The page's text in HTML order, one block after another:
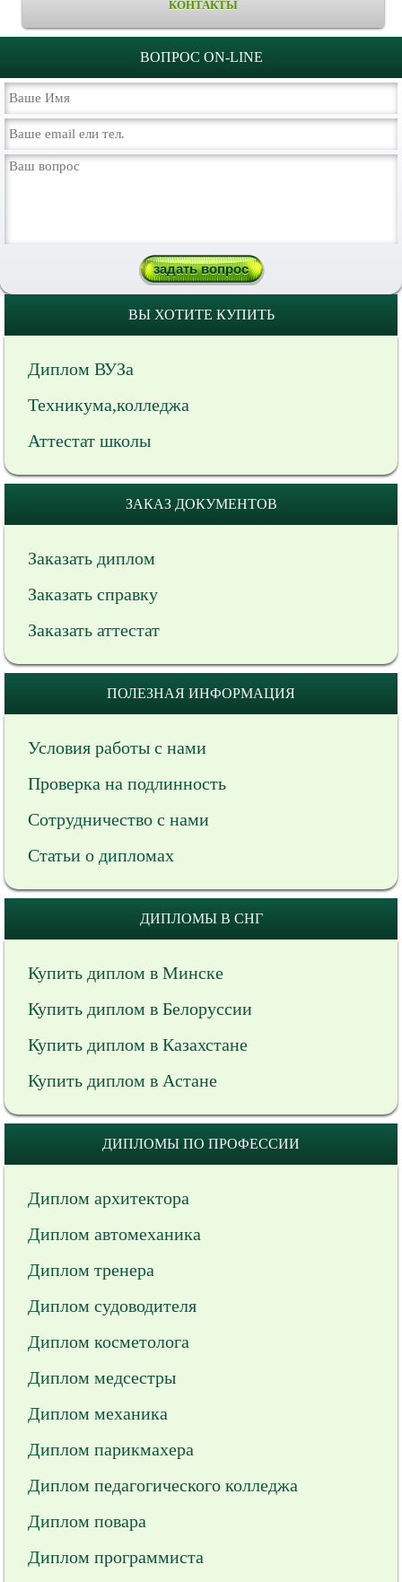
КОНТАКТЫ
ВОПРОС ON-LINE
ВЫ ХОТИТЕ КУПИТЬ
Диплом ВУЗа
Техникума,колледжа
Аттестат школы
ЗАКАЗ ДОКУМЕНТОВ
Заказать диплом
Заказать справку
Заказать аттестат
ПОЛЕЗНАЯ ИНФОРМАЦИЯ
Условия работы с нами
Проверка на подлинность
Сотрудничество с нами
Статьи о дипломах
ДИПЛОМЫ В СНГ
Купить диплом в Минске
Купить диплом в Белоруссии
Купить диплом в Казахстане
Купить диплом в Астане
ДИПЛОМЫ ПО ПРОФЕССИИ
Диплом архитектора
Диплом автомеханика
Диплом тренера
Диплом судоводителя
Диплом косметолога
Диплом медсестры
Диплом механика
Диплом парикмахера
Диплом педагогического колледжа
Диплом повара
Диплом программиста